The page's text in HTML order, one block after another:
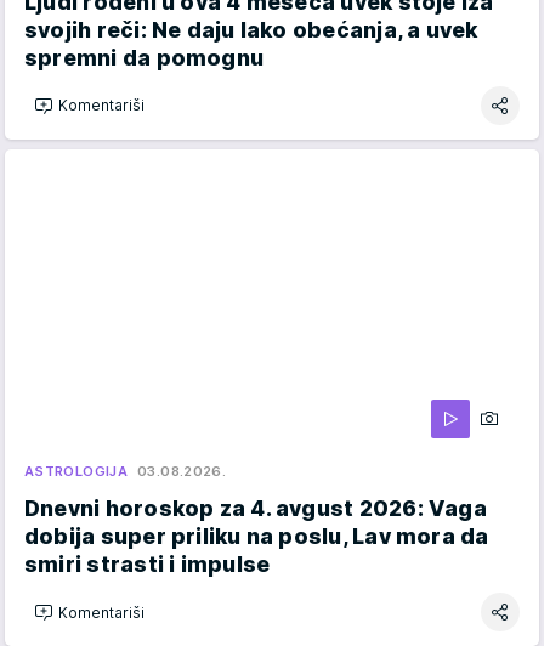
svojih reči: Ne daju lako obećanja, a uvek
spremni da pomognu
Komentariši
ASTROLOGIJA 03.08.2026.
Dnevni horoskop za 4. avgust 2026: Vaga
dobija super priliku na poslu, Lav mora da
smiri strasti i impulse
Komentariši